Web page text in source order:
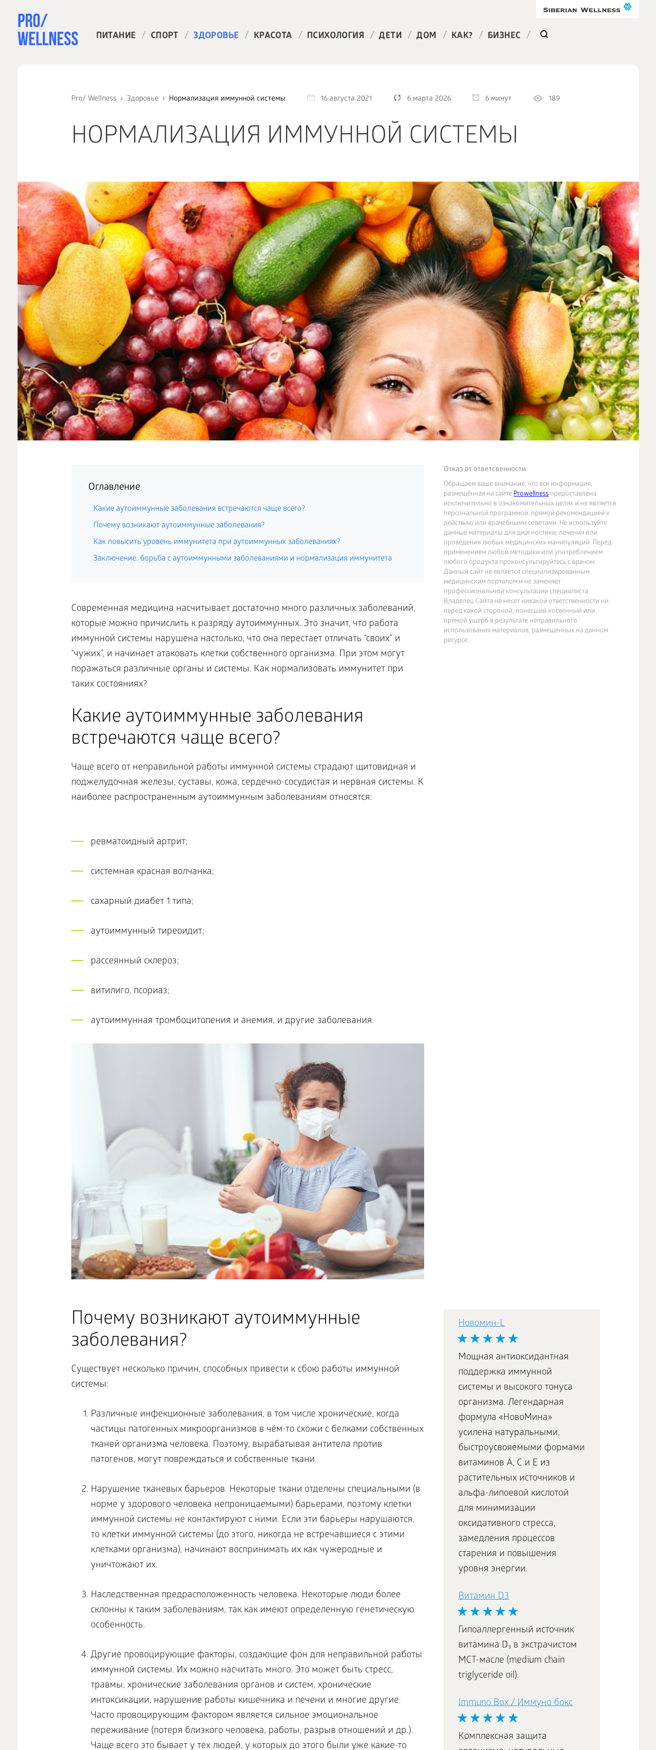
ПИТАНИЕ / СПОРТ / ЗДОРОВЬЕ / КРАСОТА / ПСИХОЛОГИЯ / ДЕТИ / ДОМ / КАК? / БИЗНЕС /
Pro/ Wellness Здоровье Нормализация иммунной системы 16 августа 2021 6 марта 2026 6 минут 189
НОРМАЛИЗАЦИЯ ИММУННОЙ СИСТЕМЫ
Отказ от ответсвенности
Обращаем ваше внимание, что вся информация,
размещённая на сайтеProwellnessпредоставлена
исключительно в ознакомительных целях и не является
персональной программой, прямой рекомендацией к
действию или врачебными советами. Не используйте
данные материалы для диагностики, лечения или
проведения любых медицинских манипуляций. Перед
применением любой методики или употреблением
любого продукта проконсультируйтесь с врачом.
Данный сайт не является специализированным
медицинским порталом и не заменяет
профессиональной консультации специалиста.
Владелец Сайта не несет никакой ответственности ни
перед какой стороной, понесший косвенный или
прямой ущерб в результате неправильного
использования материалов, размещенных на данном
ресурсе.
Оглавление
Какие аутоиммунные заболевания встречаются чаще всего?
Почему возникают аутоиммунные заболевания?
Как повысить уровень иммунитета при аутоиммунных заболеваниях?
Заключение: борьба с аутоиммунными заболеваниями и нормализация иммунитета
Современная медицина насчитывает достаточно много различных заболеваний,
которые можно причислить к разряду аутоиммунных. Это значит, что работа
иммунной системы нарушена настолько, что она перестает отличать “своих” и
“чужих”, и начинает атаковать клетки собственного организма. При этом могут
поражаться различные органы и системы. Как нормализовать иммунитет при
таких состояниях?
Какие аутоиммунные заболевания
встречаются чаще всего?
Чаще всего от неправильной работы иммунной системы страдают щитовидная и
поджелудочная железы, суставы, кожа, сердечно-сосудистая и нервная системы. К
наиболее распространенным аутоиммунным заболеваниям относятся:
ревматоидный артрит;
системная красная волчанка;
сахарный диабет 1 типа;
аутоиммунный тиреоидит;
рассеянный склероз;
витилиго, псориаз;
аутоиммунная тромбоцитопения и анемия, и другие заболевания.
Новомин-L
Мощная антиоксидантная
поддержка иммунной
системы и высокого тонуса
организма. Легендарная
формула «НовоМина»
усилена натуральными,
быстроусвояемыми формами
витаминов А, С и Е из
растительных источников и
альфа-липоевой кислотой
для минимизации
оксидативного стресса,
замедления процессов
старения и повышения
уровня энергии.
Витамин D3
Гипоаллергенный источник
витамина D₃ в экстрачистом
МСТ-масле (medium chain
triglyceride oil).
Immuno Box / Иммуно бокс
Комплексная защита
Почему возникают аутоиммунные
заболевания?
Существует несколько причин, способных привести к сбою работы иммунной
системы:
Различные инфекционные заболевания, в том числе хронические, когда
частицы патогенных микроорганизмов в чём-то схожи с белками собственных
тканей организма человека. Поэтому, вырабатывая антитела против
патогенов, могут повреждаться и собственные ткани.
Нарушение тканевых барьеров. Некоторые ткани отделены специальными (в
норме у здорового человека непроницаемыми) барьерами, поэтому клетки
иммунной системы не контактируют с ними. Если эти барьеры нарушаются,
то клетки иммунной системы (до этого, никогда не встречавшиеся с этими
клетками организма), начинают воспринимать их как чужеродные и
уничтожают их.
Наследственная предрасположенность человека. Некоторые люди более
склонны к таким заболеваниям, так как имеют определенную генетическую
особенность.
Другие провоцирующие факторы, создающие фон для неправильной работы
иммунной системы. Их можно насчитать много. Это может быть стресс,
травмы, хронические заболевания органов и систем, хронические
интоксикации, нарушение работы кишечника и печени и многие другие.
Часто провоцирующим фактором является сильное эмоциональное
переживание (потеря близкого человека, работы, разрыв отношений и др.).
Чаще всего это бывает у тех людей, у которых до этого были уже какие-то